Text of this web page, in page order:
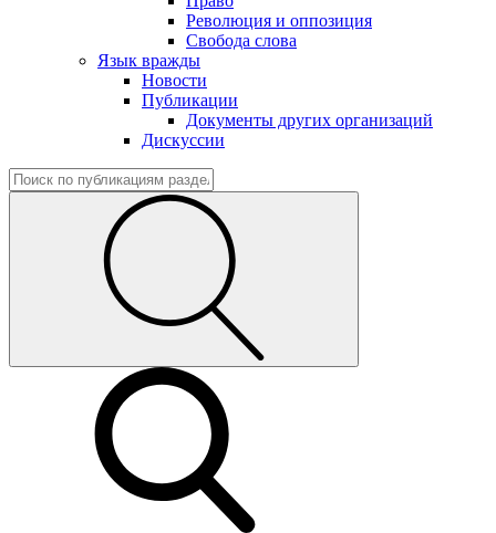
Революция и оппозиция
Свобода слова
Язык вражды
Новости
Публикации
Документы других организаций
Дискуссии